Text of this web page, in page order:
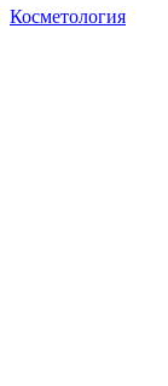
Косметология